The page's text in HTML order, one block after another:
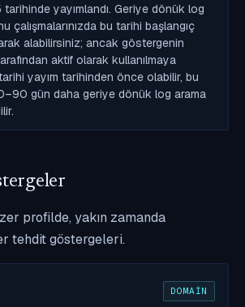
yayımlandı. Geriye dönük log
çalışmalarınızda bu tarihi başlangıç
alabilirsiniz; ancak göstergenin
aktif olarak kullanılmaya
yayım tarihinden önce olabilir, bu
gün daha geriye dönük log arama
profilde, yakın zamanda
tehdit göstergeleri.
DOMAIN